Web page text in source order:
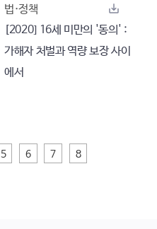
법·정책
[2020] 16세 미만의 '동의' :
가해자 처벌과 역량 보장 사이
에서
5 6 7 8